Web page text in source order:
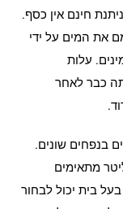
חינם אין כסף.
את המים על ידי
עלות
כבר לאחר
בנפחים שונים.
120, 150 ו 200 ליטר. אלו של ה 120 ליטר מתאימים
שכל בעל בית יכול לבחור